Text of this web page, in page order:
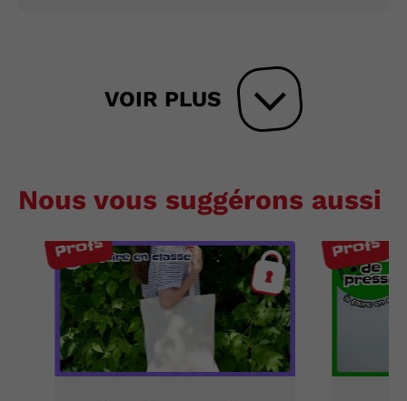
VOIR PLUS
Nous vous suggérons aussi
Profs Profs